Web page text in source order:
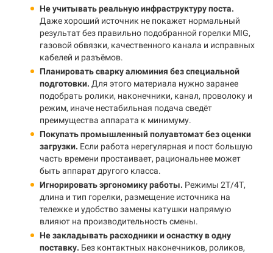
Не учитывать реальную инфраструктуру поста.
Даже хороший источник не покажет нормальный
результат без правильно подобранной горелки MIG,
газовой обвязки, качественного канала и исправных
кабелей и разъёмов.
Планировать сварку алюминия без специальной
подготовки. Для этого материала нужно заранее
подобрать ролики, наконечники, канал, проволоку и
режим, иначе нестабильная подача сведёт
преимущества аппарата к минимуму.
Покупать промышленный полуавтомат без оценки
загрузки. Если работа нерегулярная и пост большую
часть времени простаивает, рациональнее может
быть аппарат другого класса.
Игнорировать эргономику работы. Режимы 2Т/4Т,
длина и тип горелки, размещение источника на
тележке и удобство замены катушки напрямую
влияют на производительность смены.
Не закладывать расходники и оснастку в одну
поставку. Без контактных наконечников, роликов,